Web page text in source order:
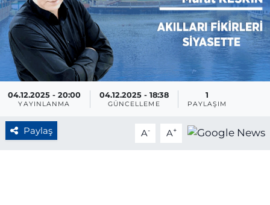
04.12.2025 - 20:00
YAYINLANMA
04.12.2025 - 18:38
GÜNCELLEME
1
PAYLAŞIM
Paylaş A- A+
BÖLGE
YAŞAM
DÜNYA